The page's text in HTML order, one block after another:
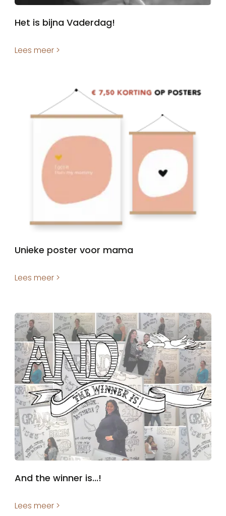
Het is bijna Vaderdag!
Lees meer >
Unieke poster voor mama
Lees meer >
And the winner is...!
Lees meer >